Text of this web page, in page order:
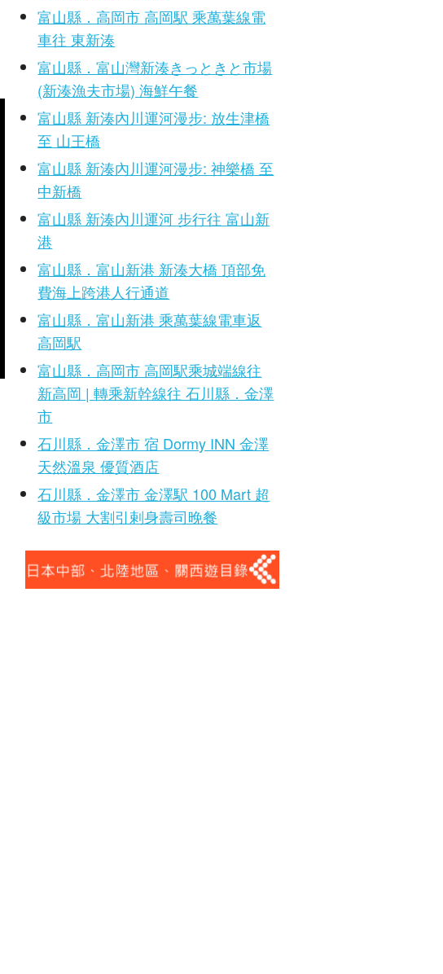
富山縣．高岡市 高岡駅 乘萬葉線電
車往 東新湊
富山縣．富山灣新湊きっときと市場
(新湊漁夫市場) 海鮮午餐
富山縣 新湊內川運河漫步: 放生津橋
至 山王橋
富山縣 新湊內川運河漫步: 神樂橋 至
中新橋
富山縣 新湊內川運河 步行往 富山新
港
富山縣．富山新港 新湊大橋 頂部免
費海上跨港人行通道
富山縣．富山新港 乘萬葉線電車返
高岡駅
富山縣．高岡市 高岡駅乘城端線往
新高岡 | 轉乘新幹線往 石川縣．金澤
市
石川縣．金澤市 宿 Dormy INN 金澤
天然溫泉 優質酒店
石川縣．金澤市 金澤駅 100 Mart 超
級市場 大割引剌身壽司晚餐